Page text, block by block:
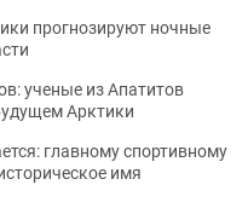
прогнозируют ночные
ученые из Апатитов
Арктики
главному спортивному
имя